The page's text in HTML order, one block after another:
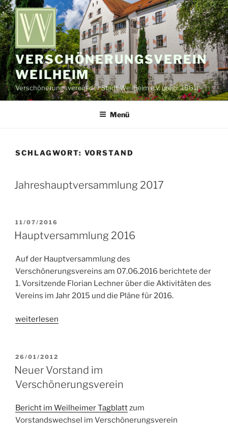
Zum
Inhalt
springen
VERSCHÖNERUNGSVEREIN
WEILHEIM
Verschönerungsverein der Stadt Weilheim e.V. (gegr. 1861)
Menü
SCHLAGWORT: VORSTAND
Jahreshauptversammlung 2017
VERÖFFENTLICHT
AM
11/07/2016
Hauptversammlung 2016
Auf der Hauptversammlung des
Verschönerungsvereins am 07.06.2016 berichtete der
1. Vorsitzende Florian Lechner über die Aktivitäten des
Vereins im Jahr 2015 und die Pläne für 2016.
„Hauptversammlung
weiterlesen
VERÖFFENTLICHT
AM
26/01/2012
Neuer Vorstand im
Verschönerungsverein
Bericht im Weilheimer Tagblattzum
Vorstandswechsel im Verschönerungsverein